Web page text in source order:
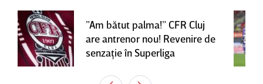
”Am bătut palma!” CFR Cluj
are antrenor nou! Revenire de
senzaţie în Superliga